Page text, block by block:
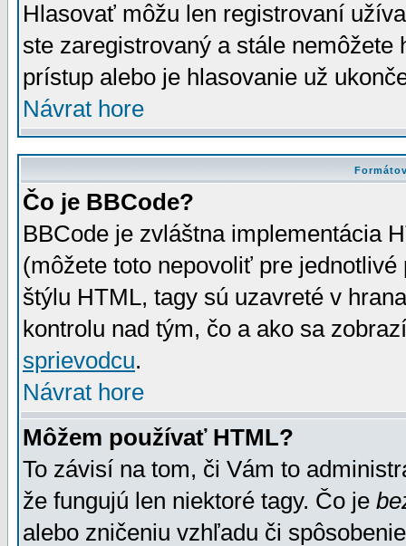
Hlasovať môžu len registrovaní
ste zaregistrovaný a stále
prístup alebo je hlasovanie už
Návrat hore
Čo je BBCode?
BBCode je zvláštna implementácia
(môžete toto nepovoliť pre
štýlu HTML, tagy sú uzavreté v
kontrolu nad tým, čo a ako sa
sprievodcu.
Návrat hore
Môžem používať HTML?
To závisí na tom, či Vám to
že fungujú len niektoré tagy. Čo je
alebo zničeniu vzhľadu či